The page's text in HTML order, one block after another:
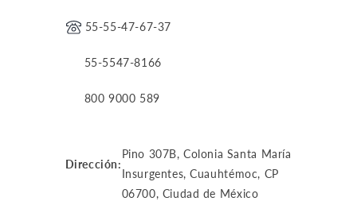
55-55-47-67-37
55-5547-8166
800 9000 589
Dirección:
Pino 307B, Colonia Santa María
Insurgentes, Cuauhtémoc, CP
06700, Ciudad de México